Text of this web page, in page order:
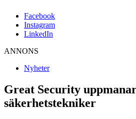
Facebook
Instagram
LinkedIn
ANNONS
Nyheter
Great Security
säkerhetstekniker